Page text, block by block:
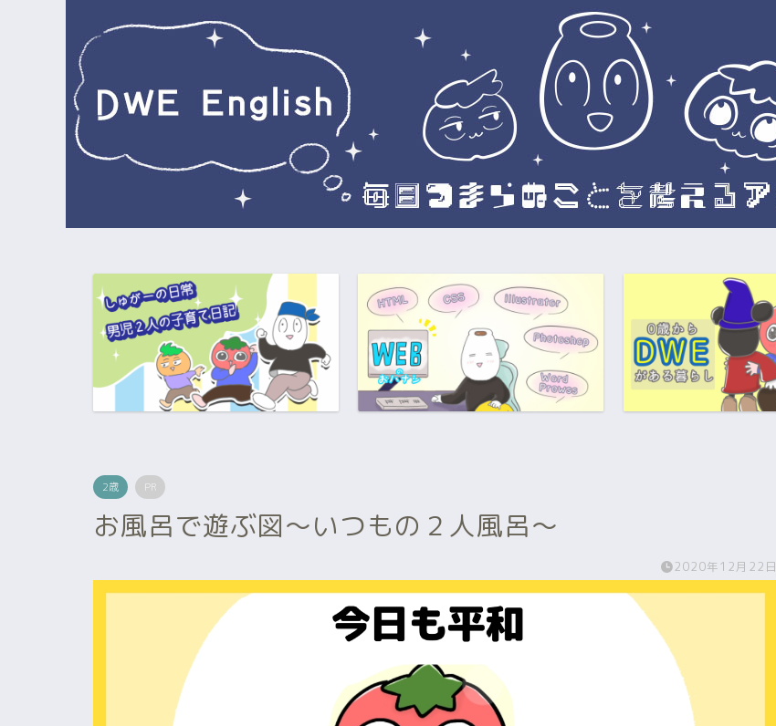
2歳 PR
お風呂で遊ぶ図～いつもの２人風呂～
2020年12月22日